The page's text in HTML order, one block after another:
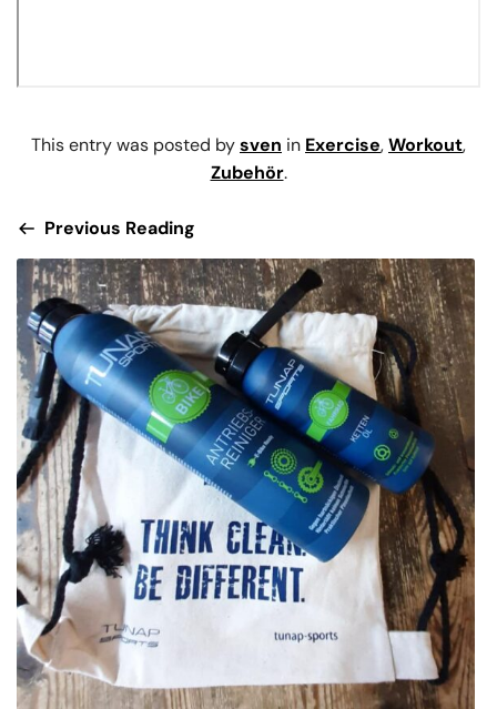
This entry was posted bysven in Exercise,Workout,
Zubehör.
Previous Reading